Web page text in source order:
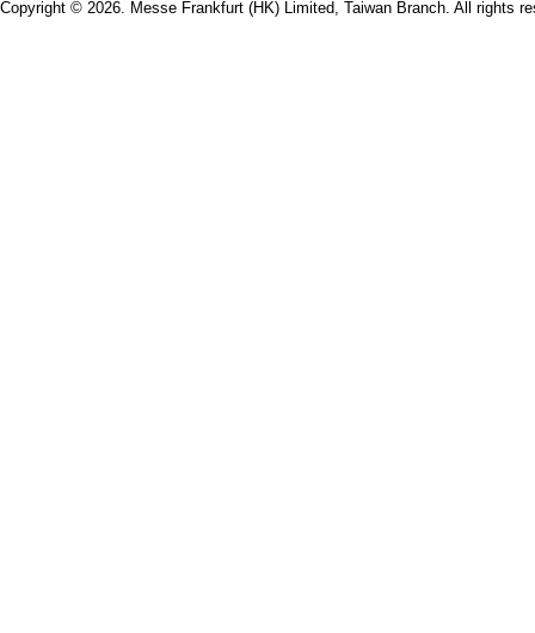
Copyright © 2026. Messe Frankfurt (HK) Limited, Taiwan Branch. All rights